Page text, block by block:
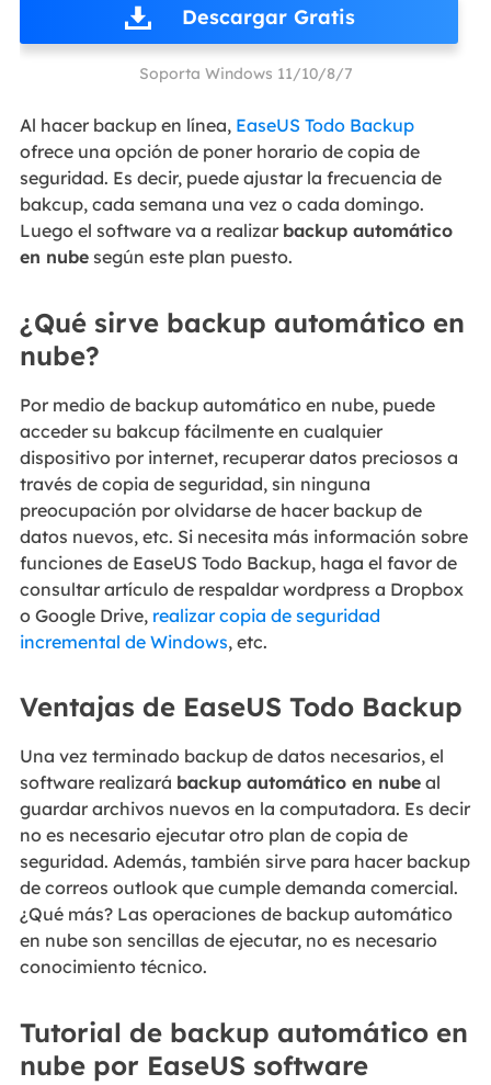
Descargar Gratis
Soporta Windows 11/10/8/7
Al hacer backup en línea, EaseUS Todo Backup
ofrece una opción de poner horario de copia de
seguridad. Es decir, puede ajustar la frecuencia de
bakcup, cada semana una vez o cada domingo.
Luego el software va a realizar backup automático
en nubesegún este plan puesto.
¿Qué sirve backup automático en
nube?
Por medio de backup automático en nube, puede
acceder su bakcup fácilmente en cualquier
dispositivo por internet, recuperar datos preciosos a
través de copia de seguridad, sin ninguna
preocupación por olvidarse de hacer backup de
datos nuevos, etc. Si necesita más información sobre
funciones de EaseUS Todo Backup, haga el favor de
consultar artículo de respaldar wordpress a Dropbox
o Google Drive, realizar copia de seguridad
incremental de Windows, etc.
Ventajas de EaseUS Todo Backup
Una vez terminado backup de datos necesarios, el
software realizará backup automático en nubeal
guardar archivos nuevos en la computadora. Es decir
no es necesario ejecutar otro plan de copia de
seguridad. Además, también sirve para hacer backup
de correos outlook que cumple demanda comercial.
¿Qué más? Las operaciones de backup automático
en nube son sencillas de ejecutar, no es necesario
conocimiento técnico.
Tutorial de backup automático en
nube por EaseUS software